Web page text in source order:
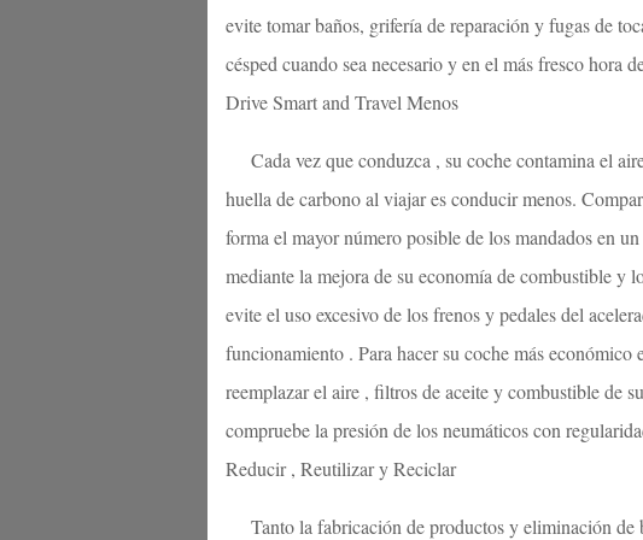
evite tomar baños, grifería de reparación y fugas de
césped cuando sea necesario y en el más fresco hora
Drive Smart and Travel Menos
Cada vez que conduzca , su coche contamina el
huella de carbono al viajar es conducir menos.
forma el mayor número posible de los mandados en
mediante la mejora de su economía de combustible y
evite el uso excesivo de los frenos y pedales del
funcionamiento . Para hacer su coche más
reemplazar el aire , filtros de aceite y combustible de
compruebe la presión de los neumáticos con
Reducir , Reutilizar y Reciclar
Tanto la fabricación de productos y eliminación de